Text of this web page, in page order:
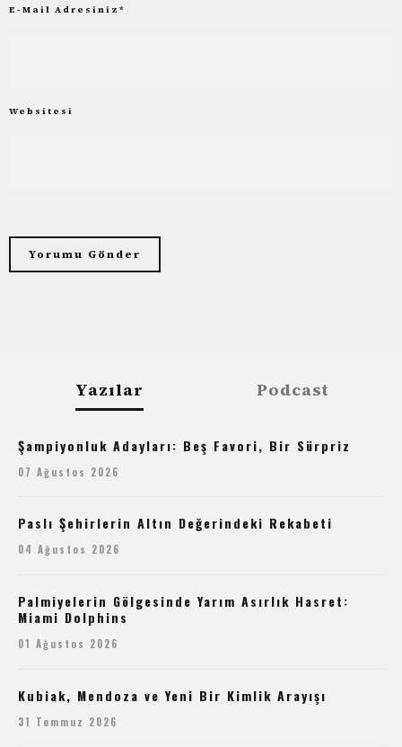
E-Mail Adresiniz *
Websitesi
Yazılar Podcast
Şampiyonluk Adayları: Beş Favori, Bir Sürpriz
07 Ağustos 2026
Paslı Şehirlerin Altın Değerindeki Rekabeti
04 Ağustos 2026
Palmiyelerin Gölgesinde Yarım Asırlık Hasret:
Miami Dolphins
01 Ağustos 2026
Kubiak, Mendoza ve Yeni Bir Kimlik Arayışı
31 Temmuz 2026